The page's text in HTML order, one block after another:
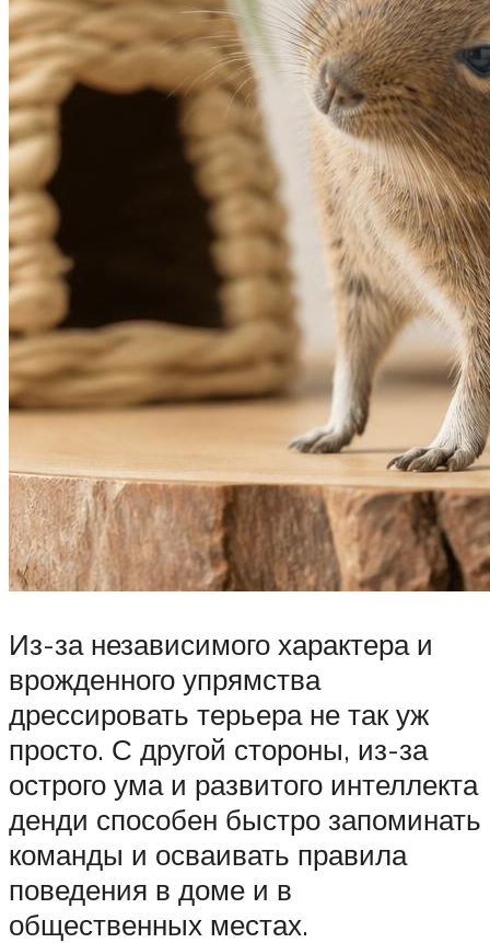
Из-за независимого характера и
врожденного упрямства
дрессировать терьера не так уж
просто. С другой стороны, из-за
острого ума и развитого интеллекта
денди способен быстро запоминать
команды и осваивать правила
поведения в доме и в
общественных местах.